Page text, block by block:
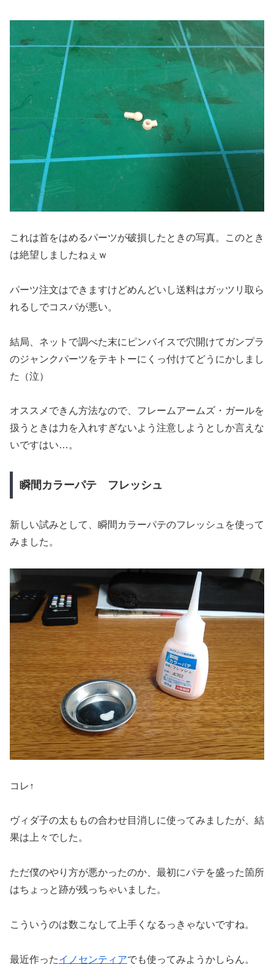
これは首をはめるパーツが破損したときの写真。このとき
は絶望しましたねぇｗ
パーツ注文はできますけどめんどいし送料はガッツリ取ら
れるしでコスパが悪い。
結局、ネットで調べた末にピンバイスで穴開けてガンプラ
のジャンクパーツをテキトーにくっ付けてどうにかしまし
た（泣）
オススメできん方法なので、フレームアームズ・ガールを
扱うときは力を入れすぎないよう注意しようとしか言えな
いですはい…。
瞬間カラーパテ フレッシュ
新しい試みとして、瞬間カラーパテのフレッシュを使って
みました。
コレ↑
ヴィダ子の太ももの合わせ目消しに使ってみましたが、結
果は上々でした。
ただ僕のやり方が悪かったのか、最初にパテを盛った箇所
はちょっと跡が残っちゃいました。
こういうのは数こなして上手くなるっきゃないですね。
最近作ったイノセンティアでも使ってみようかしらん。